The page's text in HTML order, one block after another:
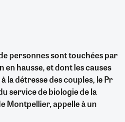
personnes sont touchées par
en hausse, et dont les causes
la détresse des couples, le Pr
service de biologie de la
Montpellier, appelle à un